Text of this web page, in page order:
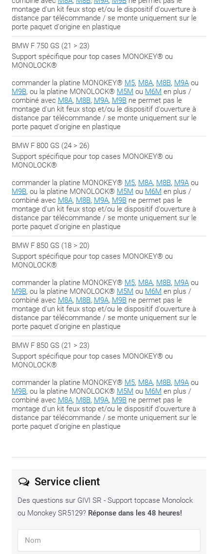
Pour les motards qui aiment le changement donc, ou tout
simplement parce que vous voulez bénéficier de toutes les
options possibles.
Nous partageons ce conseil :
serrez les boulons jusqu’à la
phase de fermeture, dès que tout se trouve au bon endroit.
Vous conservez ainsi la possibilité de pouvoir ‘glisser’ un peu
plus pour adapter l’ensemble.
montage d'un kit feux stop et/ou le dispositif d'ouverture à
distance par télécommande / se monte uniquement sur le
porte paquet d'origine en plastique
BMW F 750 GS (21 > 23)
Support spécifique pour top cases MONOKEY® ou
MONOLOCK®
commander la platine MONOKEY® M5, M8A, M8B, M9A ou
M9B, ou la platine MONOLOCK® M5M ou M6M en plus /
combiné avec M8A, M8B, M9A, M9B ne permet pas le
montage d'un kit feux stop et/ou le dispositif d'ouverture à
distance par télécommande / se monte uniquement sur le
porte paquet d'origine en plastique
BMW F 800 GS (24 > 26)
Support spécifique pour top cases MONOKEY® ou
MONOLOCK®
commander la platine MONOKEY® M5, M8A, M8B, M9A ou
M9B, ou la platine MONOLOCK® M5M ou M6M en plus /
combiné avec M8A, M8B, M9A, M9B ne permet pas le
montage d'un kit feux stop et/ou le dispositif d'ouverture à
distance par télécommande / se monte uniquement sur le
porte paquet d'origine en plastique
BMW F 850 GS (18 > 20)
Support spécifique pour top cases MONOKEY® ou
MONOLOCK®
commander la platine MONOKEY® M5, M8A, M8B, M9A ou
M9B, ou la platine MONOLOCK® M5M ou M6M en plus /
combiné avec M8A, M8B, M9A, M9B ne permet pas le
montage d'un kit feux stop et/ou le dispositif d'ouverture à
distance par télécommande / se monte uniquement sur le
porte paquet d'origine en plastique
BMW F 850 GS (21 > 23)
Support spécifique pour top cases MONOKEY® ou
MONOLOCK®
commander la platine MONOKEY® M5, M8A, M8B, M9A ou
M9B, ou la platine MONOLOCK® M5M ou M6M en plus /
combiné avec M8A, M8B, M9A, M9B ne permet pas le
montage d'un kit feux stop et/ou le dispositif d'ouverture à
distance par télécommande / se monte uniquement sur le
porte paquet d'origine en plastique
Service client
Des questions sur GIVI SR - Support topcase Monolock
ou Monokey SR5129? Réponse dans les 48 heures!